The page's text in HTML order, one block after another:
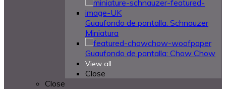
Guaufondo de pantalla: Schnauzer
Miniatura
Guaufondo de pantalla: Chow Chow
View all
Close
Close